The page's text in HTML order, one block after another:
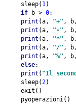
sleep( 1
if
b > 0
print (a, "+" ,
print (a, "-" ,
print (a, "*" ,
print (a, "/" ,
print (a, "%" ,
else
print ( "Il
sleep(2)
exit()